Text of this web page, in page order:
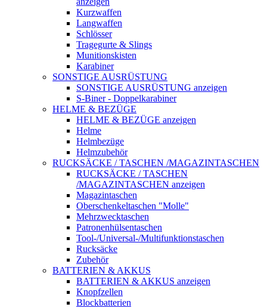
Kurzwaffen
Langwaffen
Schlösser
Tragegurte & Slings
Munitionskisten
Karabiner
SONSTIGE AUSRÜSTUNG
SONSTIGE AUSRÜSTUNG anzeigen
S-Biner - Doppelkarabiner
HELME & BEZÜGE
HELME & BEZÜGE anzeigen
Helme
Helmbezüge
Helmzubehör
RUCKSÄCKE / TASCHEN /MAGAZINTASCHEN
RUCKSÄCKE / TASCHEN
/MAGAZINTASCHEN anzeigen
Magazintaschen
Oberschenkeltaschen "Molle"
Mehrzwecktaschen
Patronenhülsentaschen
Tool-/Universal-/Multifunktionstaschen
Rucksäcke
Zubehör
BATTERIEN & AKKUS
BATTERIEN & AKKUS anzeigen
Knopfzellen
Blockbatterien